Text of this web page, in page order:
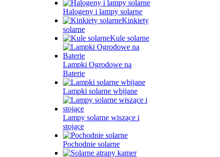
Halogeny i lampy solarne
Kinkiety
solarne
Kule solarne
Lampki Ogrodowe na
Baterie
Lampki solarne wbijane
Lampy solarne wiszące i
stojące
Pochodnie solarne